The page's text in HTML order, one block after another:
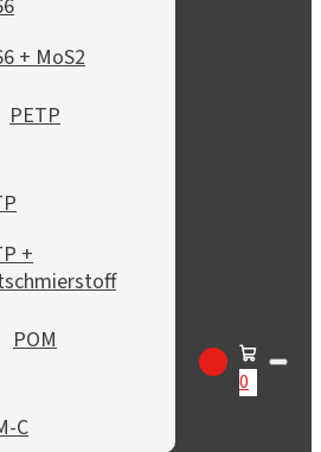
+ MoS2
PETP
+
POM
C
0